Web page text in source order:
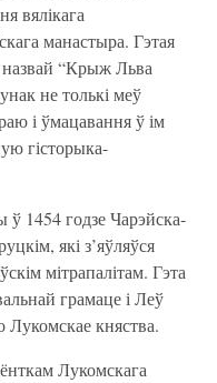
вялікага
манастыра. Гэтая
“Крыж Льва
не толькі меў
і ўмацавання ў ім
гісторыка-
ў 1454 годзе Чарэйска-
які з’яўляўся
мітрапалітам. Гэта
грамаце і Леў
Лукомскае княства.
Лукомскага